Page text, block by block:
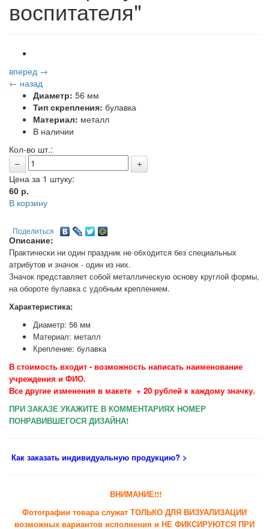
воспитателя"
вперед →
← назад
Диаметр: 56 мм
Тип скрепления: булавка
Материал: металл
В наличии
Кол-во шт.:
Цена за 1 штуку:
60 р.
В корзину
Поделиться
Описание:
Практически ни один праздник не обходится без специальных
атрибутов и значок - один из них.
Значок представляет собой металлическую основу круглой формы,
на обороте булавка с удобным креплением.
Характеристика:
Диаметр: 56 мм
Материал: металл
Крепление: булавка
В стоимость входит - возможность написать наименование
учреждения и ФИО.
Все другие изменения в макете + 20 рублей к каждому значку.
ПРИ ЗАКАЗЕ УКАЖИТЕ В КОММЕНТАРИЯХ НОМЕР
ПОНРАВИВШЕГОСЯ ДИЗАЙНА!
Как заказать индивидуальную продукцию? >
ВНИМАНИЕ!!!
Фотографии товара служат ТОЛЬКО ДЛЯ ВИЗУАЛИЗАЦИИ
возможных вариантов исполнения и НЕ ФИКСИРУЮТСЯ ПРИ